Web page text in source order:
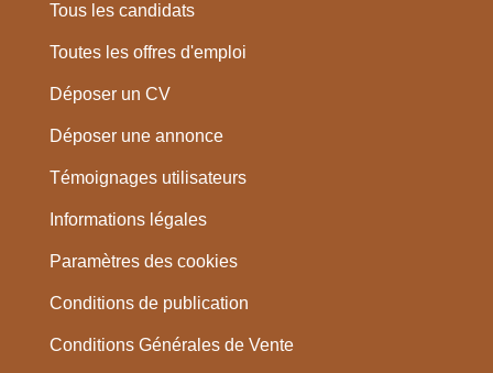
Tous les candidats
Toutes les offres d'emploi
Déposer un CV
Déposer une annonce
Témoignages utilisateurs
Informations légales
Paramètres des cookies
Conditions de publication
Conditions Générales de Vente